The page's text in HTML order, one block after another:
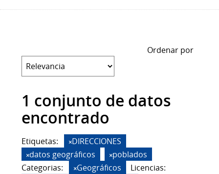
Ordenar por
1 conjunto de datos
encontrado
Etiquetas:
DIRECCIONES
datos geográficos
poblados
Categorias:
Geográficos
Licencias: